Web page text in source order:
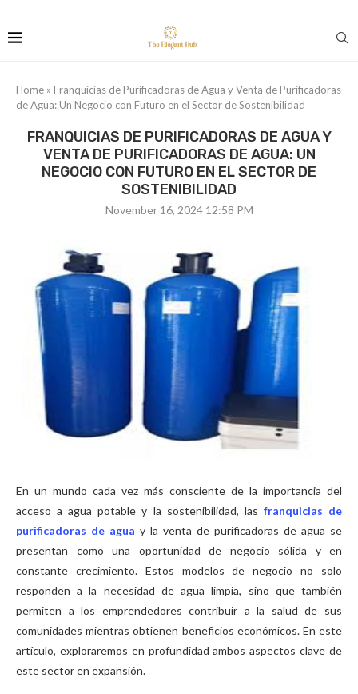
Home » Franquicias de Purificadoras de Agua y Venta de Purificadoras
de Agua: Un Negocio con Futuro en el Sector de Sostenibilidad
FRANQUICIAS DE PURIFICADORAS DE AGUA Y
VENTA DE PURIFICADORAS DE AGUA: UN
NEGOCIO CON FUTURO EN EL SECTOR DE
SOSTENIBILIDAD
November 16, 2024 12:58 PM
En un mundo cada vez más consciente de la importancia del
acceso a agua potable y la sostenibilidad, las franquicias de
purificadoras de agua y la venta de purificadoras de agua se
presentan como una oportunidad de negocio sólida y en
constante crecimiento. Estos modelos de negocio no solo
responden a la necesidad de agua limpia, sino que también
permiten a los emprendedores contribuir a la salud de sus
comunidades mientras obtienen beneficios económicos. En este
artículo, exploraremos en profundidad ambos aspectos clave de
este sector en expansión.